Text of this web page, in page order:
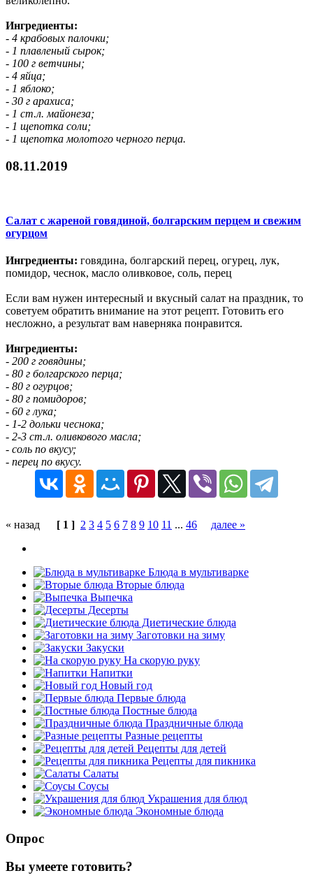
Ингредиенты:
- 4 крабовых палочки;
- 1 плавленый сырок;
- 100 г ветчины;
- 4 яйца;
- 1 яблоко;
- 30 г арахиса;
- 1 ст.л. майонеза;
- 1 щепотка соли;
- 1 щепотка молотого черного перца.
08.11.2019
Салат с жареной говядиной, болгарским перцем и свежим
огурцом
Ингредиенты: говядина, болгарский перец, огурец, лук,
помидор, чеснок, масло оливковое, соль, перец
Если вам нужен интересный и вкусный салат на праздник, то
советуем обратить внимание на этот рецепт. Готовить его
несложно, а результат вам наверняка понравится.
Ингредиенты:
- 200 г говядины;
- 80 г болгарского перца;
- 80 г огурцов;
- 80 г помидоров;
- 60 г лука;
- 1-2 дольки чеснока;
- 2-3 ст.л. оливкового масла;
- соль по вкусу;
- перец по вкусу.
« назад [ 1 ] 2 3 4 5 6 7 8 9 10 11 ... 46 далее »
Блюда в мультиварке
Вторые блюда
Выпечка
Десерты
Диетические блюда
Заготовки на зиму
Закуски
На скорую руку
Напитки
Новый год
Первые блюда
Постные блюда
Праздничные блюда
Разные рецепты
Рецепты для детей
Рецепты для пикника
Салаты
Соусы
Украшения для блюд
Экономные блюда
Опрос
Вы умеете готовить?